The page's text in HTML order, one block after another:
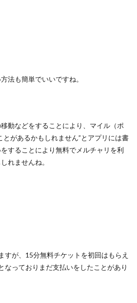
法も簡単でいいですね。
動などをすることにより、マイル（ポ
とがあるかもしれません”とアプリには書
することにより無料でメルチャリを利
れませんね。
すが、15分無料チケットを初回はもらえ
なっておりまだ支払いをしたことがあり